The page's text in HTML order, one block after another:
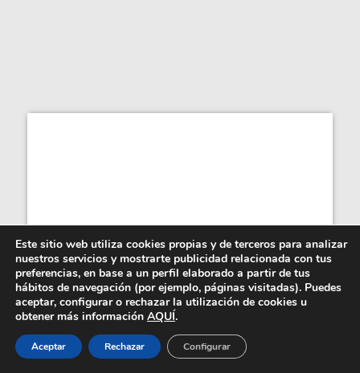
¿Hay qué estudiar para ser estilista
de moda...
Este sitio web utiliza cookies propias y de terceros para analizar
nuestros servicios y mostrarte publicidad relacionada con tus
preferencias, en base a un perfil elaborado a partir de tus
hábitos de navegación (por ejemplo, páginas visitadas). Puedes
aceptar, configurar o rechazar la utilización de cookies u
obtener más información AQUÍ.
Aceptar Rechazar Configurar